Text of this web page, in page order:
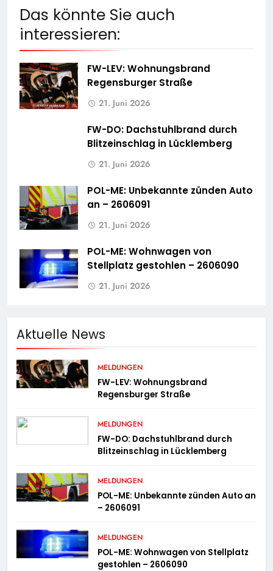
Das könnte Sie auch
interessieren:
FW-LEV: Wohnungsbrand
Regensburger Straße
21. Juni 2026
FW-DO: Dachstuhlbrand durch
Blitzeinschlag in Lücklemberg
21. Juni 2026
POL-ME: Unbekannte zünden Auto
an – 2606091
21. Juni 2026
POL-ME: Wohnwagen von
Stellplatz gestohlen – 2606090
21. Juni 2026
Aktuelle News
MELDUNGEN
FW-LEV: Wohnungsbrand
Regensburger Straße
MELDUNGEN
FW-DO: Dachstuhlbrand durch
Blitzeinschlag in Lücklemberg
MELDUNGEN
POL-ME: Unbekannte zünden Auto an
– 2606091
MELDUNGEN
POL-ME: Wohnwagen von Stellplatz
gestohlen – 2606090